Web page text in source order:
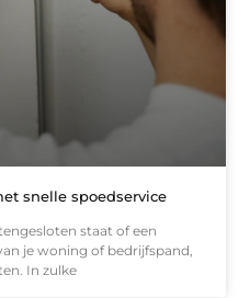
snelle spoedservice
staat of een
je woning of bedrijfspand,
In zulke